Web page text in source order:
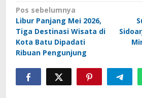
Navigasi
pos
Pos sebelumnya
Libur Panjang Mei 2026,
Tiga Destinasi Wisata di
Kota Batu Dipadati
Ribuan Pengunjung